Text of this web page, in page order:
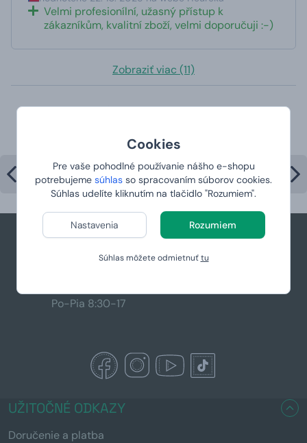
Cookies
Pre vaše pohodlné používanie nášho e-shopu
potrebujeme súhlas so spracovaním súborov cookies.
Súhlas udelíte kliknutím na tlačidlo "Rozumiem".
Nastavenia Rozumiem
Súhlas môžete odmietnuťtu
Velmi profesionílní, užasný přístup k
zákazníkům, kvalitní zboží, velmi doporučuji :-)
Zobraziť viac (11)
Najpredávanejšie produkty v
kategórii
+421 944 766 858
Po-Pia 8:30-17
UŽITOČNÉ ODKAZY
Doručenie a platba